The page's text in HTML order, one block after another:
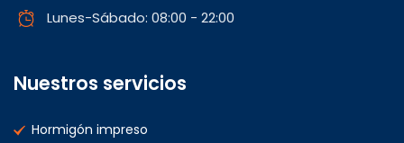
Lunes-Sábado: 08:00 - 22:00
Nuestros servicios
Hormigón impreso